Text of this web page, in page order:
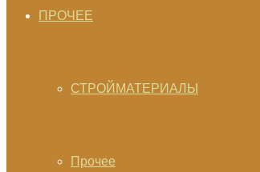
ПРОЧЕЕ
СТРОЙМАТЕРИАЛЫ
Прочее